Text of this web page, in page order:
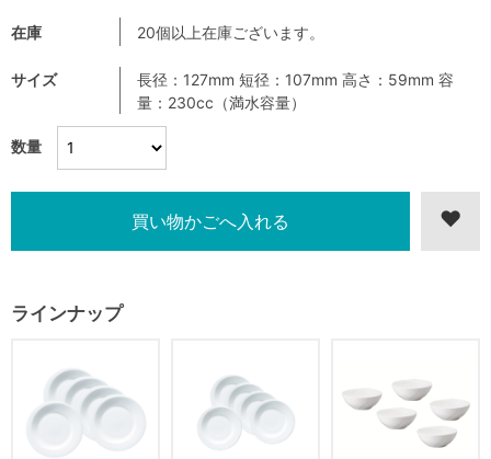
数量
在庫 20個以上在庫ございます。
サイズ
長径：127mm 短径：107mm 高さ：59mm 容
量：230cc（満水容量）
ラインナップ